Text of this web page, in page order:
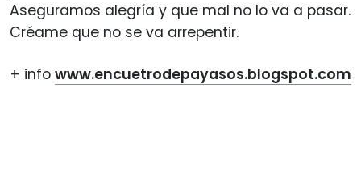
Aseguramos alegría y que mal no lo va a pasar.
Créame que no se va arrepentir.
+ info www.encuetrodepayasos.blogspot.com